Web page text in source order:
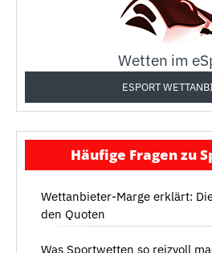
Wetten im
ESPORT
Häufige Fragen zu
Wettanbieter-Marge erklärt:
den Quoten
Was Sportwetten so reizvoll